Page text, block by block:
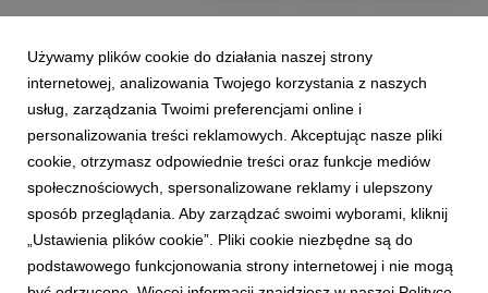
Używamy plików cookie do działania naszej strony
internetowej, analizowania Twojego korzystania z naszych
usług, zarządzania Twoimi preferencjami online i
personalizowania treści reklamowych. Akceptując nasze pliki
cookie, otrzymasz odpowiednie treści oraz funkcje mediów
społecznościowych, spersonalizowane reklamy i ulepszony
sposób przeglądania. Aby zarządzać swoimi wyborami, kliknij
„Ustawienia plików cookie”. Pliki cookie niezbędne są do
podstawowego funkcjonowania strony internetowej i nie mogą